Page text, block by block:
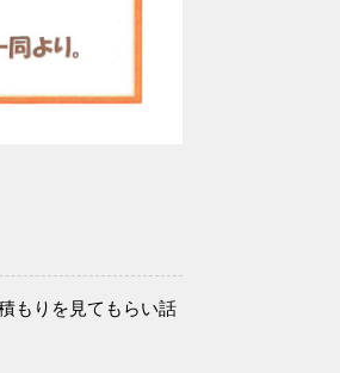
もりを見てもらい話